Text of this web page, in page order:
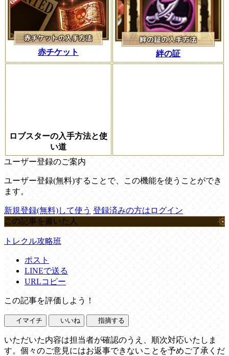
赤チケット 絆の証
ロブスターの入手方法と使
い道
ユーザー登録のご案内
ユーザー登録(無料)することで、この機能を使うことができ
ます。
新規登録(無料)して使う 登録済みの方はログイン
この記事を書いた人
トレクル攻略班
ポスト
LINEで送る
URLコピー
この記事を評価しよう！
イマイチ いいね 指摘する
いただいた内容は担当者が確認のうえ、順次対応いたしま
す。個々のご意見にはお返事できないことを予めご了承くだ